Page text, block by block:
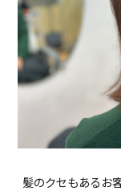
髪のクセもあるお